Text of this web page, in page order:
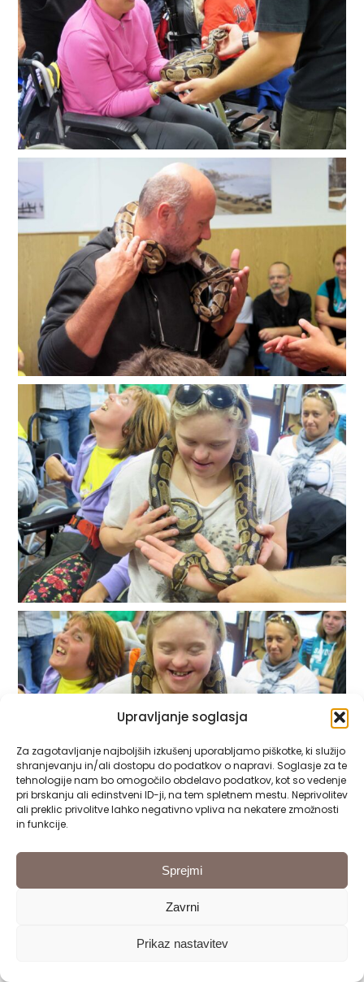
Upravljanje soglasja
Za zagotavljanje najboljših izkušenj uporabljamo piškotke, ki služijo
shranjevanju in/ali dostopu do podatkov o napravi. Soglasje za te
tehnologije nam bo omogočilo obdelavo podatkov, kot so vedenje
pri brskanju ali edinstveni ID-ji, na tem spletnem mestu. Neprivolitev
ali preklic privolitve lahko negativno vpliva na nekatere zmožnosti
in funkcije.
Sprejmi
Zavrni
Prikaz nastavitev